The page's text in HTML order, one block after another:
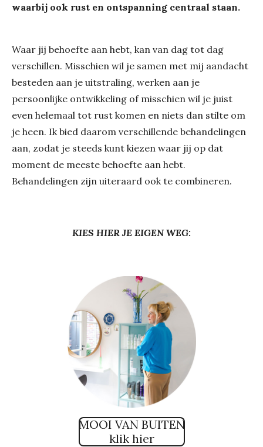
waarbij ook rust en ontspanning centraal staan.
Waar jij behoefte aan hebt, kan van dag tot dag
verschillen. Misschien wil je samen met mij aandacht
besteden aan je uitstraling, werken aan je
persoonlijke ontwikkeling of misschien wil je juist
even helemaal tot rust komen en niets dan stilte om
je heen. Ik bied daarom verschillende behandelingen
aan, zodat je steeds kunt kiezen waar jij op dat
moment de meeste behoefte aan hebt.
Behandelingen zijn uiteraard ook te combineren.
KIES HIER JE EIGEN WEG:
MOOI VAN BUITEN
klik hier